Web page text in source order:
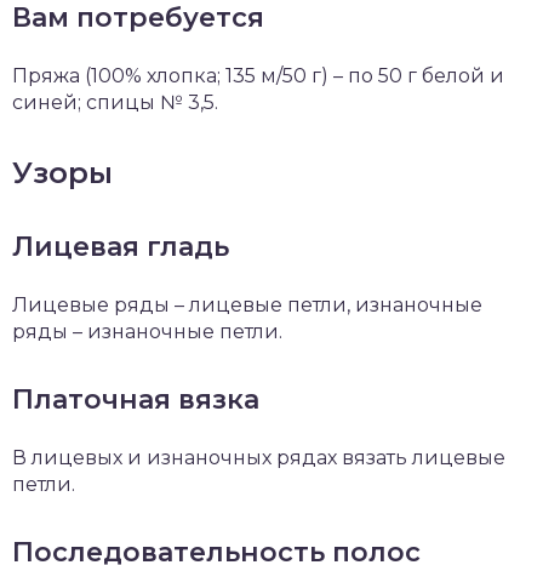
Вам потребуется
Пряжа (100% хлопка; 135 м/50 г) – по 50 г белой и
синей; спицы № 3,5.
Узоры
Лицевая гладь
Лицевые ряды – лицевые петли, изнаночные
ряды – изнаночные петли.
Платочная вязка
В лицевых и изнаночных рядах вязать лицевые
петли.
Последовательность полос